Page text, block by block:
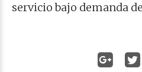
servicio bajo demanda